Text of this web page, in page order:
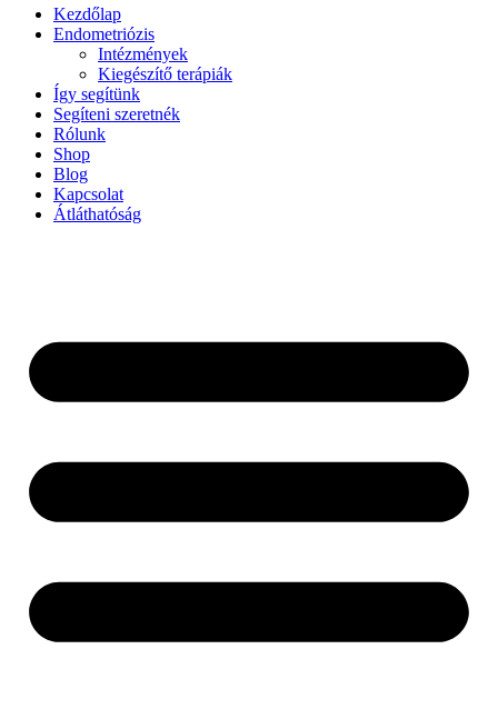
Kezdőlap
Endometriózis
Intézmények
Kiegészítő terápiák
Így segítünk
Segíteni szeretnék
Rólunk
Shop
Blog
Kapcsolat
Átláthatóság